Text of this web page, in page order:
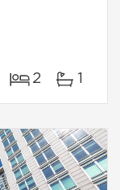
2 1